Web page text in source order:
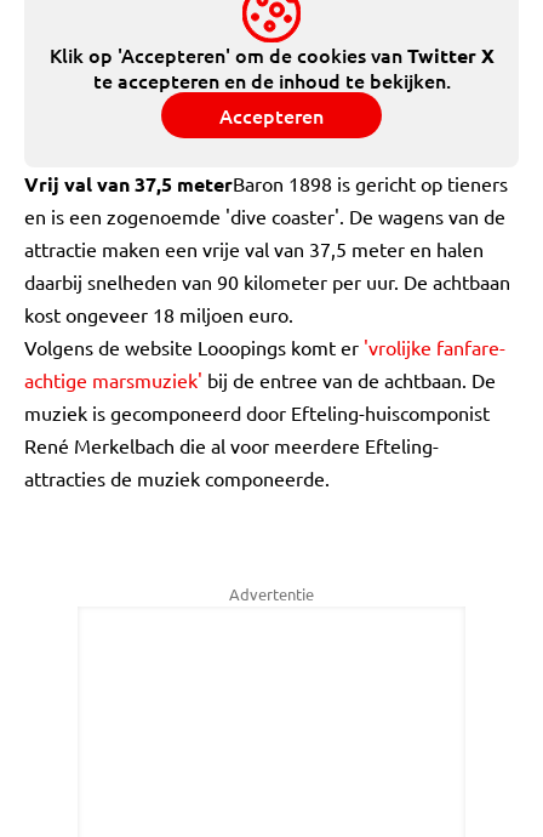
Klik op 'Accepteren' om de cookies vanTwitter X
te accepteren en de inhoud te bekijken.
Accepteren
Vrij val van 37,5 meterBaron 1898 is gericht op tieners
en is een zogenoemde 'dive coaster'. De wagens van de
attractie maken een vrije val van 37,5 meter en halen
daarbij snelheden van 90 kilometer per uur. De achtbaan
kost ongeveer 18 miljoen euro.
Volgens de website Looopings komt er 'vrolijke fanfare-
achtige marsmuziek' bij de entree van de achtbaan. De
muziek is gecomponeerd door Efteling-huiscomponist
René Merkelbach die al voor meerdere Efteling-
attracties de muziek componeerde.
Advertentie